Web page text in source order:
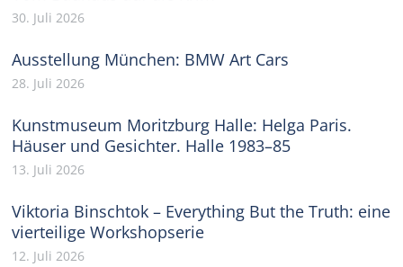
30. Juli 2026
Ausstellung München: BMW Art Cars
28. Juli 2026
Kunstmuseum Moritzburg Halle: Helga Paris.
Häuser und Gesichter. Halle 1983–85
13. Juli 2026
Viktoria Binschtok – Everything But the Truth: eine
vierteilige Workshopserie
12. Juli 2026